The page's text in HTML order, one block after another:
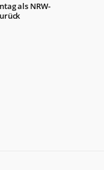
als NRW-